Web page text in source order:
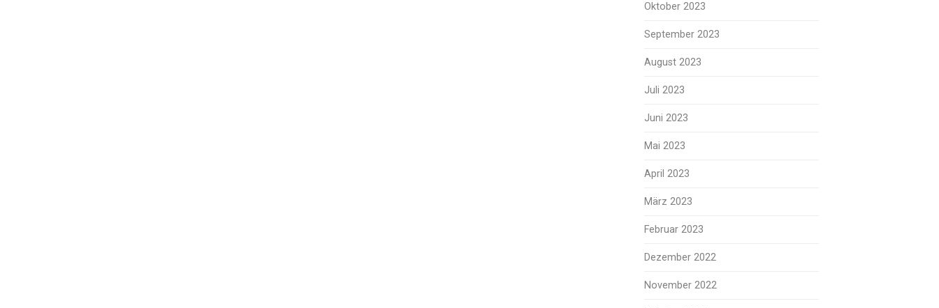
Oktober 2023
September 2023
August 2023
Juli 2023
Juni 2023
Mai 2023
April 2023
März 2023
Februar 2023
Dezember 2022
November 2022